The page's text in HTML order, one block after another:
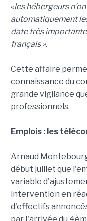
«les hébergeurs
automatiquement
date très
français ».
Cette affaire
connaissance du
grande vigilance
professionnels.
Emplois : les
Arnaud
début juillet que
variable
intervention en
d'effectifs